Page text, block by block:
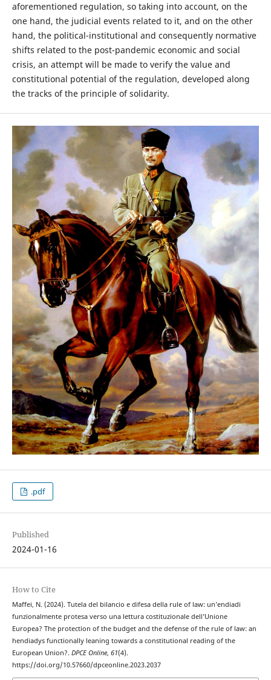
aforementioned regulation, so taking into account, on the
one hand, the judicial events related to it, and on the other
hand, the political-institutional and consequently normative
shifts related to the post-pandemic economic and social
crisis, an attempt will be made to verify the value and
constitutional potential of the regulation, developed along
the tracks of the principle of solidarity.
.pdf
Published
2024-01-16
How to Cite
Maffei, N. (2024). Tutela del bilancio e difesa della rule of law: un’endiadi
funzionalmente protesa verso una lettura costituzionale dell’Unione
Europea? The protection of the budget and the defense of the rule of law: an
hendiadys functionally leaning towards a constitutional reading of the
European Union?. DPCE Online, 61(4).
https://doi.org/10.57660/dpceonline.2023.2037